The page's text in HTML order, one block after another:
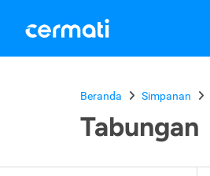
Beranda Simpanan
Tabungan